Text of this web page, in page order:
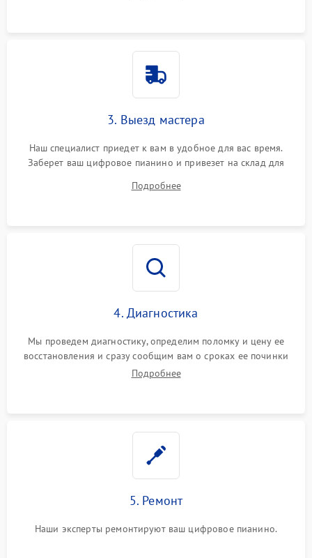
3. Выезд мастера
Наш специалист приедет к вам в удобное для вас время.
Заберет ваш цифровое пианино и привезет на склад для
Подробнее
4. Диагностика
Мы проведем диагностику, определим поломку и цену ее
восстановления и сразу сообщим вам о сроках ее починки
Подробнее
5. Ремонт
Наши эксперты ремонтируют ваш цифровое пианино.